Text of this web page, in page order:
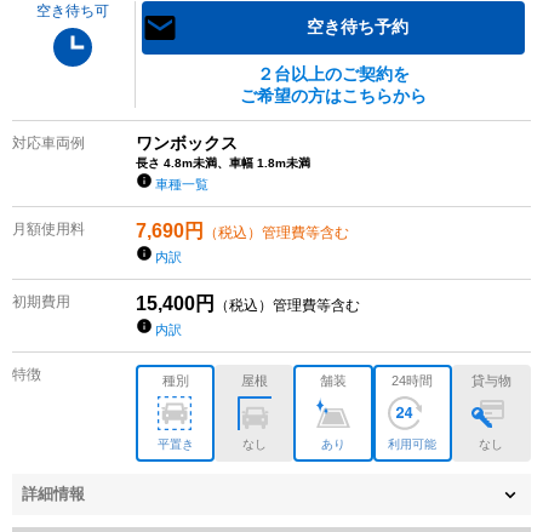
空き待ち可
空き待ち予約
２台以上のご契約を
ご希望の方はこちらから
対応車両例 ワンボックス
長さ 4.8m未満、車幅 1.8m未満
車種一覧
月額使用料 7,690円 （税込）管理費等含む
内訳
初期費用 15,400円 （税込）管理費等含む
内訳
特徴 種別
平置き
屋根
なし
舗装
あり
24時間
利用可能
貸与物
なし
詳細情報